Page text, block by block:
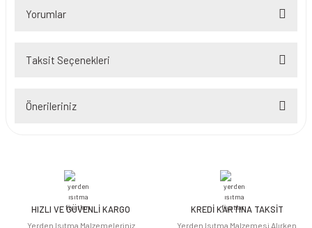
Yorumlar
Taksit Seçenekleri
Önerileriniz
iletebilirsiniz.
Görüş ve önerileriniz için teşekkür ederiz.
HIZLI VE GÜVENLİ KARGO
Yerden Isıtma Malzemeleriniz
KREDİ KARTINA TAKSİT
Yerden Isıtma Malzemesi Alırken